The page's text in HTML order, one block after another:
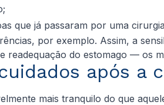
que já passaram por uma
por exemplo. Assim, a
readequação do estomago — os
após a
mais tranquilo do que